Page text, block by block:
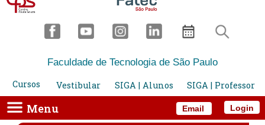
Email
Faculdade de Tecnologia de São Paulo
Cursos
Vestibular SIGA | Alunos SIGA | Professor
Menu Login